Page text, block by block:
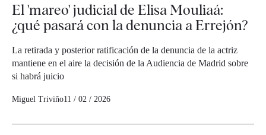
El 'mareo' judicial de Elisa Mouliaá:
¿qué pasará con la denuncia a Errejón?
La retirada y posterior ratificación de la denuncia de la actriz
mantiene en el aire la decisión de la Audiencia de Madrid sobre
si habrá juicio
Miguel Triviño11 / 02 / 2026